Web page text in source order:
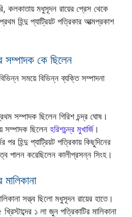
কলকাতায় মধুসূদন রায়ের প্রেস থেকে
হিন্দু প্যাট্রিয়ট পত্রিকার আত্মপ্রকাশ
সম্পাদক কে ছিলেন
সময়ে বিভিন্ন ব্যক্তি সম্পাদনা
সম্পাদক ছিলেন গিরিশ চন্দ্র ঘোষ।
সম্পাদক ছিলেন হরিশচন্দ্র মুখার্জি।
পর হিন্দু প্যাট্রিয়ট পত্রিকায় কিছুদিনের
পালন করেছিলেন কালীপ্রসন্ন সিংহ।
মালিকানা
সত্ত্ব ছিলো মধুসূদন রায়ের হাতে।
১ লা জুন পত্রিকাটির মালিকানা